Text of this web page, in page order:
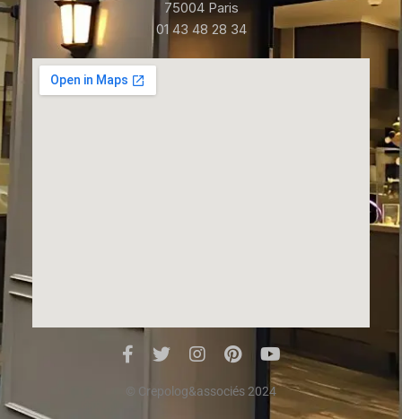
75004 Paris
01 43 48 28 34
© Crepolog&associés 2024